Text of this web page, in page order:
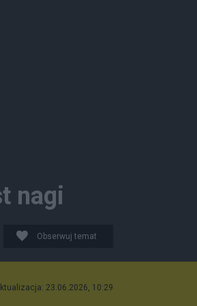
nagi
Obserwuj temat
23.06.2026, 10:29